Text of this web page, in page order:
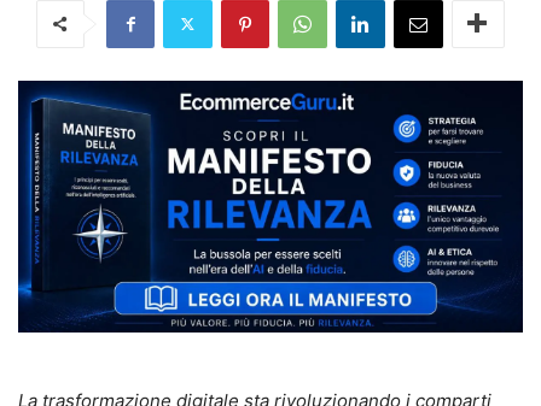
La trasformazione digitale sta rivoluzionando i comparti